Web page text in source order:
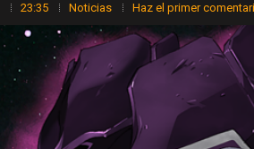
23:35 Noticias Haz el primer